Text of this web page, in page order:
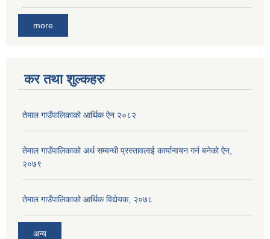
more
कर तथा शुल्कहरु
तेमाल गाउँपालिकाको आर्थिक ऐन २०८२
तेमाल गाउँपालिकाको अर्थ सम्बन्धी प्रस्तावलाई कार्यान्वयन गर्न बनेको ऐन,
२०७९
तेमाल गाउँपालिकाको आर्थिक विद्येयक, २०७८
अन्य